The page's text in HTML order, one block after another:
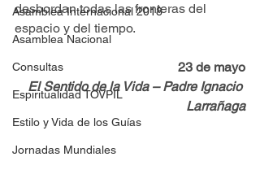
Asamblea Internacional 2018
Asamblea Nacional
Consultas
Espiritualidad TOVPIL
Estilo y Vida de los Guías
Jornadas Mundiales
desbordan todas las fronteras del
espacio y del tiempo.
23 de mayo
El Sentido de la Vida – Padre Ignacio
Larrañaga